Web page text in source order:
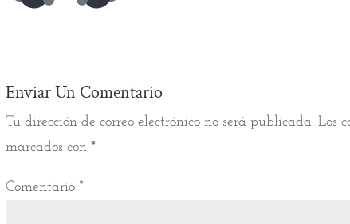
Enviar Un Comentario
Tu dirección de correo electrónico no será publicada. Los
marcados con *
Comentario *